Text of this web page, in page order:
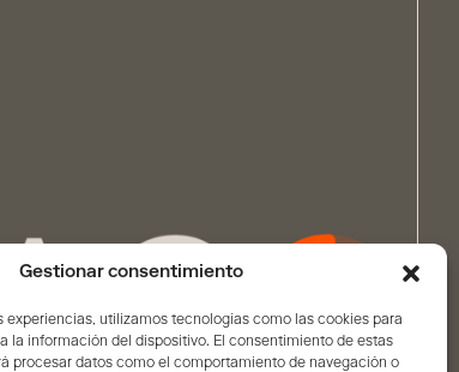
Gestionar consentimiento
experiencias, utilizamos tecnologías como las cookies para
la información del dispositivo. El consentimiento de estas
procesar datos como el comportamiento de navegación o